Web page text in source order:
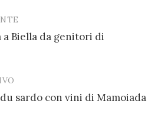
a Biella da genitori di
sardo con vini di Mamoiada